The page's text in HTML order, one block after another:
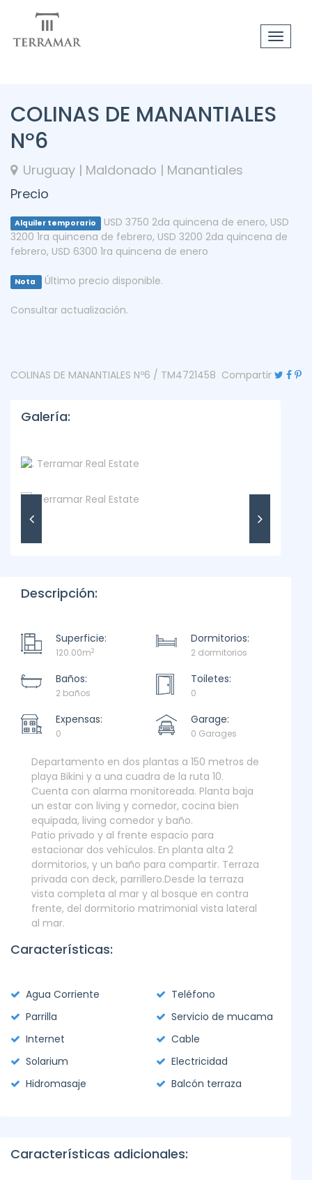
Toggle
COLINAS DE MANANTIALES
Nº6
Uruguay | Maldonado | Manantiales
Precio
Alquiler temporario USD 3750 2da quincena de enero, USD
3200 1ra quincena de febrero, USD 3200 2da quincena de
febrero, USD 6300 1ra quincena de enero
Nota Último precio disponible.
Consultar actualización.
COLINAS DE MANANTIALES Nº6 / TM4721458 Compartir
Galería:
Descripción:
Superficie:
120.00m2
Dormitorios:
2 dormitorios
Baños:
2 baños
Toiletes:
0
Expensas:
0
Garage:
0 Garages
Departamento en dos plantas a 150 metros de
playa Bikini y a una cuadra de la ruta 10.
Cuenta con alarma monitoreada. Planta baja
un estar con living y comedor, cocina bien
equipada, living comedor y baño.
Patio privado y al frente espacio para
estacionar dos vehículos. En planta alta 2
dormitorios, y un baño para compartir. Terraza
privada con deck, parrillero.Desde la terraza
vista completa al mar y al bosque en contra
frente, del dormitorio matrimonial vista lateral
al mar.
Características:
Agua Corriente
Teléfono
Parrilla
Servicio de mucama
Internet
Cable
Solarium
Electricidad
Hidromasaje
Balcón terraza
Características adicionales: